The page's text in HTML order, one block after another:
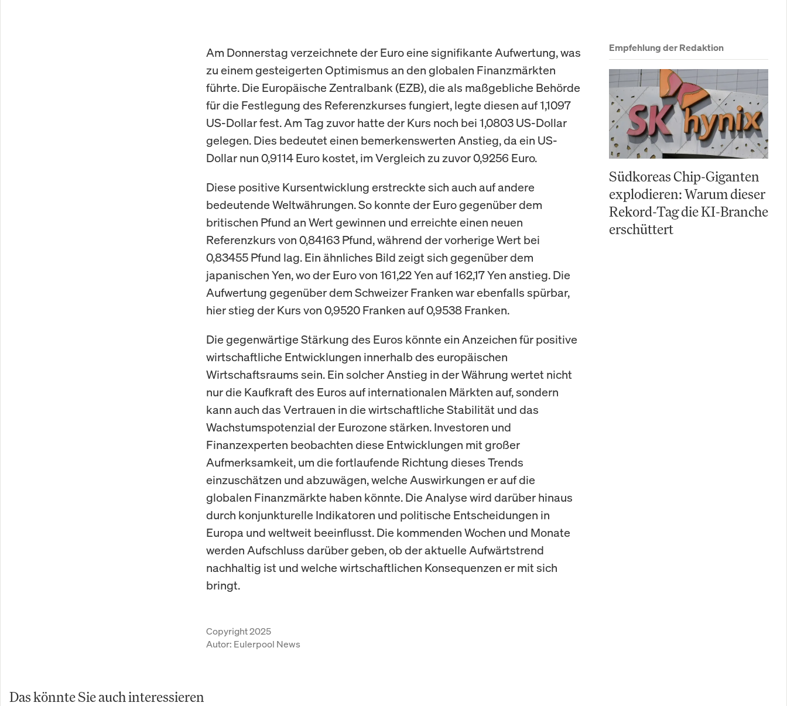
Am Donnerstag verzeichnete der Euro eine signifikante Aufwertung, was
zu einem gesteigerten Optimismus an den globalen Finanzmärkten
führte. Die Europäische Zentralbank (EZB), die als maßgebliche Behörde
für die Festlegung des Referenzkurses fungiert, legte diesen auf 1,1097
US-Dollar fest. Am Tag zuvor hatte der Kurs noch bei 1,0803 US-Dollar
gelegen. Dies bedeutet einen bemerkenswerten Anstieg, da ein US-
Dollar nun 0,9114 Euro kostet, im Vergleich zu zuvor 0,9256 Euro.
Diese positive Kursentwicklung erstreckte sich auch auf andere
bedeutende Weltwährungen. So konnte der Euro gegenüber dem
britischen Pfund an Wert gewinnen und erreichte einen neuen
Referenzkurs von 0,84163 Pfund, während der vorherige Wert bei
0,83455 Pfund lag. Ein ähnliches Bild zeigt sich gegenüber dem
japanischen Yen, wo der Euro von 161,22 Yen auf 162,17 Yen anstieg. Die
Aufwertung gegenüber dem Schweizer Franken war ebenfalls spürbar,
hier stieg der Kurs von 0,9520 Franken auf 0,9538 Franken.
Die gegenwärtige Stärkung des Euros könnte ein Anzeichen für positive
wirtschaftliche Entwicklungen innerhalb des europäischen
Wirtschaftsraums sein. Ein solcher Anstieg in der Währung wertet nicht
nur die Kaufkraft des Euros auf internationalen Märkten auf, sondern
kann auch das Vertrauen in die wirtschaftliche Stabilität und das
Wachstumspotenzial der Eurozone stärken. Investoren und
Finanzexperten beobachten diese Entwicklungen mit großer
Aufmerksamkeit, um die fortlaufende Richtung dieses Trends
einzuschätzen und abzuwägen, welche Auswirkungen er auf die
globalen Finanzmärkte haben könnte. Die Analyse wird darüber hinaus
durch konjunkturelle Indikatoren und politische Entscheidungen in
Europa und weltweit beeinflusst. Die kommenden Wochen und Monate
werden Aufschluss darüber geben, ob der aktuelle Aufwärtstrend
nachhaltig ist und welche wirtschaftlichen Konsequenzen er mit sich
bringt.
Copyright 2025
Autor: Eulerpool News
Empfehlung der Redaktion
Südkoreas Chip-Giganten
explodieren: Warum dieser
Rekord-Tag die KI-Branche
erschüttert
Das könnte Sie auch interessieren